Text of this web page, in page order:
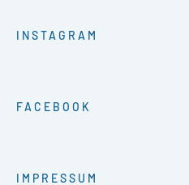
INSTAGRAM
FACEBOOK
IMPRESSUM